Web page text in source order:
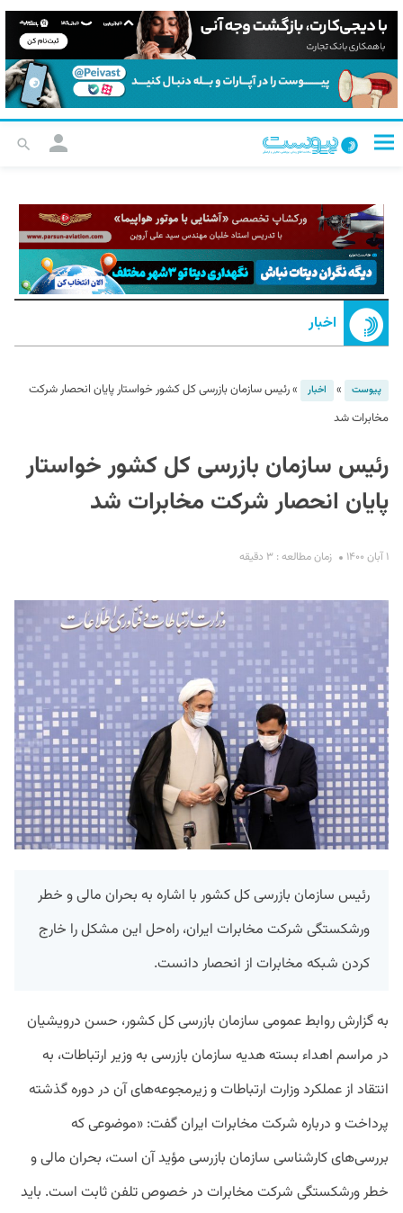
اخبار
پیوست » اخبار »رئیس سازمان بازرسی کل کشور خواستار پایان انحصار شرکت
مخابرات شد
رئیس سازمان بازرسی کل کشور خواستار
پایان انحصار شرکت مخابرات شد
۱ آبان ۱۴۰۰ زمان مطالعه : ۳ دقیقه
رئیس سازمان بازرسی کل کشور با اشاره به بحران مالی و خطر
ورشکستگی شرکت مخابرات ایران، راه‌حل این مشکل را خارج
کردن شبکه مخابرات از انحصار دانست.
به گزارش روابط عمومی سازمان بازرسی کل کشور، حسن درویشیان
در مراسم اهداء بسته هدیه سازمان بازرسی به وزیر ارتباطات، به
انتقاد از عملکرد وزارت ارتباطات و زیرمجوعه‌های آن در دوره گذشته
پرداخت و درباره شرکت مخابرات ایران گفت: «موضوعی که
بررسی‌های کارشناسی سازمان بازرسی مؤید آن است، بحران مالی و
خطر ورشکستگی شرکت مخابرات در خصوص تلفن ثابت است. باید